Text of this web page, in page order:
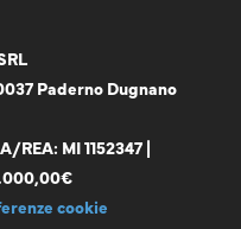
Paderno Dugnano
REA: MI 1152347 |
cookie